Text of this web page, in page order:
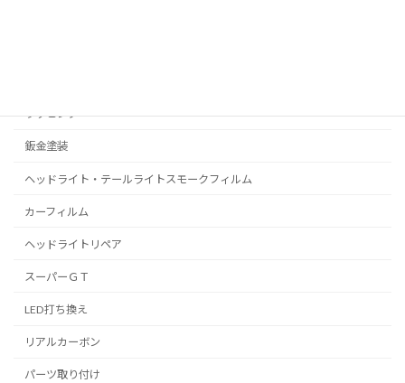
ラッピング
鈑金塗装
ヘッドライト・テールライトスモークフィルム
カーフィルム
ヘッドライトリペア
スーパーＧＴ
LED打ち換え
リアルカーボン
パーツ取り付け